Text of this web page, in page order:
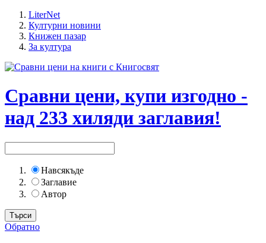
LiterNet
Културни новини
Книжен пазар
За култура
Сравни цени, купи изгодно -
над 233 хиляди заглавия!
Навсякъде
Заглавие
Автор
Обратно